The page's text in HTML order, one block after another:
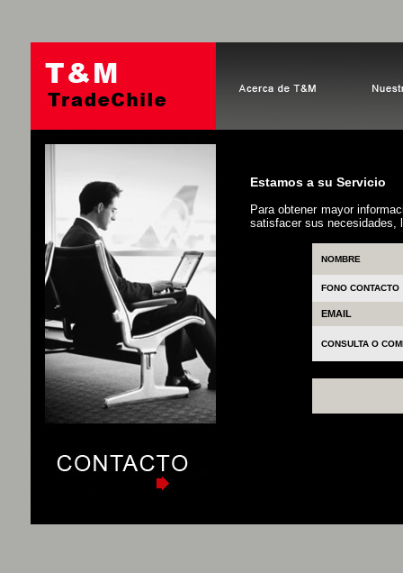
Estamos a su Servicio
Para obtener mayor
satisfacer sus necesidades,
NOMBRE
FONO CONTACTO
EMAIL
CONSULTA O